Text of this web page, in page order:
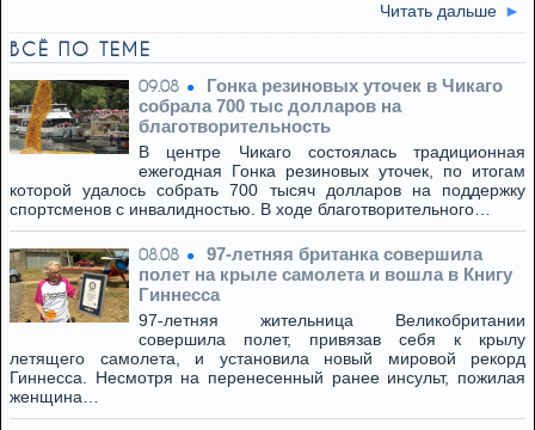
Читать дальше
ВСЁ ПО ТЕМЕ
09.08
Гонка резиновых уточек в Чикаго
собрала 700 тыс долларов на
благотворительность
В центре Чикаго состоялась традиционная
ежегодная Гонка резиновых уточек, по итогам
которой удалось собрать 700 тысяч долларов на поддержку
спортсменов с инвалидностью. В ходе благотворительного…
08.08
97-летняя британка совершила
полет на крыле самолета и вошла в Книгу
Гиннесса
97-летняя жительница Великобритании
совершила полет, привязав себя к крылу
летящего самолета, и установила новый мировой рекорд
Гиннесса. Несмотря на перенесенный ранее инсульт, пожилая
женщина…